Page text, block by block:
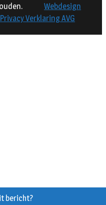
bericht?
Webdesign
Privacy Verklaring AVG